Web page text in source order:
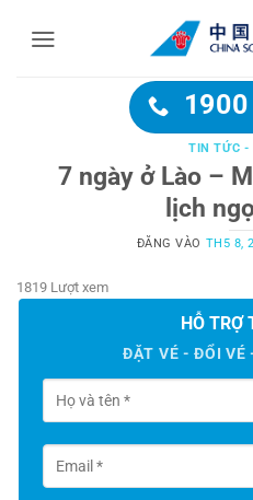
TIN TỨC -
7 ngày ở Lào –
lịch
ĐĂNG VÀO TH5 8,
1819 Lượt xem
HỖ TRỢ
ĐẶT VÉ - ĐỔI VÉ